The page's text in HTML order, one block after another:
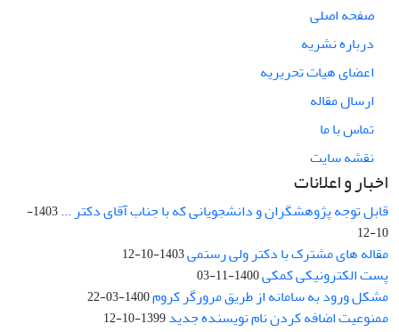
صفحه اصلی
درباره نشریه
اعضای هیات تحریریه
ارسال مقاله
تماس با ما
نقشه سایت
اخبار و اعلانات
قابل توجه پژوهشگران و دانشجویانی که با جناب آقای دکتر ...
1403-
10-12
مقاله های مشترک با دکتر ولی رستمی1403-10-12
پست الکترونیکی کمکی1400-11-03
مشکل ورود به سامانه از طریق مرورگر کروم1400-03-22
ممنوعیت اضافه کردن نام نویسنده جدید1399-10-12